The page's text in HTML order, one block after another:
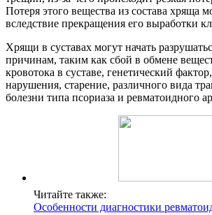
Потеря этого вещества из состава хряща
вследствие прекращения его выработки
Хрящи в суставах могут начать
причинам, таким как сбой в обмене
кровотока в суставе, генетический
нарушения, старение, различного вида
болезни типа псориаза и ревматоидного
Читайте также:
Особенности диагностики